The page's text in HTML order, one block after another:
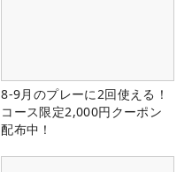
8-9月のプレーに2回使える！
コース限定2,000円クーポン
配布中！